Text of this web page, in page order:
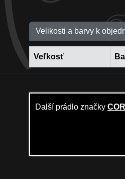
Velikosti a barvy k
Veľkosť
Další prádlo značky